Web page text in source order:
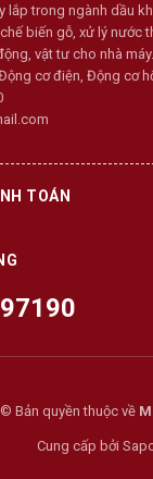
lắp trong ngành dầu
biến gỗ, xử lý nước
vật tư cho nhà
cơ điện, Động cơ
TOÁN
© Bản quyền thuộc về
Cung cấp bởi